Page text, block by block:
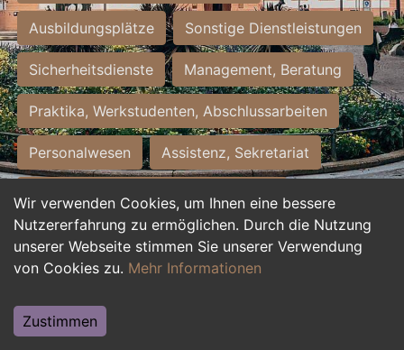
Wir verwenden Cookies, um Ihnen eine bessere
Nutzererfahrung zu ermöglichen. Durch die Nutzung
unserer Webseite stimmen Sie unserer Verwendung
von Cookies zu. Mehr Informationen
Zustimmen
Ausbildungsplätze Sonstige Dienstleistungen
Sicherheitsdienste Management, Beratung
Praktika, Werkstudenten, Abschlussarbeiten
Personalwesen Assistenz, Sekretariat
Hilfskräfte, Aushilfs- und Nebenjobs
Einkauf, Logistik, Materialwirtschaft
Weiterbildung, Studium, duale Ausbildung
Tourismus